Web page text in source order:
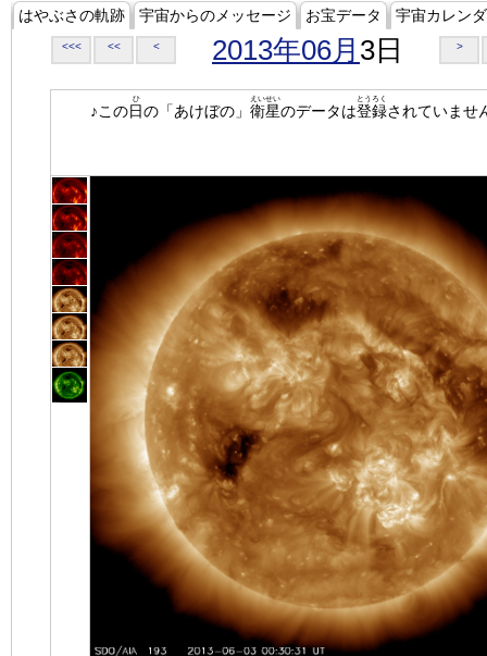
はやぶさの軌跡 宇宙からのメッセージ お宝データ 宇宙カレン
<<< << < 2013年06月 3日 >
♪この日
ひ
の「あけぼの」 衛星
えいせい
のデータは登録
とうろく
されていませ